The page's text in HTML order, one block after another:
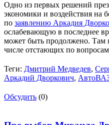
Одно из первых решений
экономики и воздействия на
по заявлению Аркадия
ослабевающую в последнее
может быть продолжено. Там
числе отстающих по
Теги: Дмитрий Медведев,
Аркадий Дворкович,
Обсудить (0)